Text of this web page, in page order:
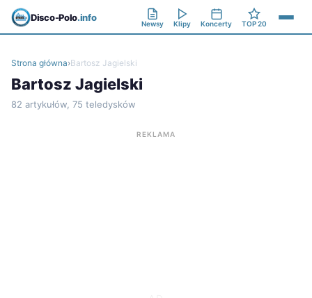
Disco-Polo.info
Newsy Klipy Koncerty TOP 20
Strona główna›Bartosz Jagielski
Bartosz Jagielski
82 artykułów, 75 teledysków
REKLAMA